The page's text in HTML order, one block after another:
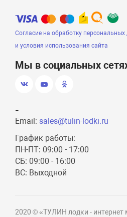
Согласие на обработку
и условия использования сайта
Мы в социальных
-
Email: sales@tulin-lodki.ru
График работы:
ПН-ПТ: 09:00 - 17:00
СБ: 09:00 - 16:00
ВС: Выходной
2020 © «ТУЛИН лодки - интернет